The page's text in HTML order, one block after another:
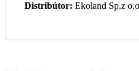
Distribútor: Ekoland Sp.z